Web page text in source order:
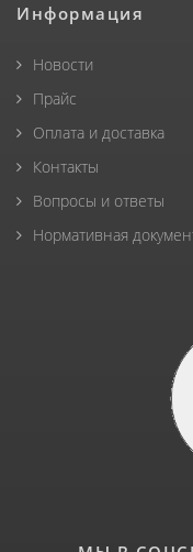
Информация
Новости
Прайс
Оплата и доставка
Контакты
Вопросы и ответы
Нормативная